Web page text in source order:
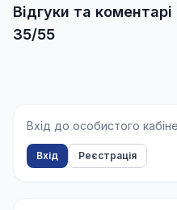
Відгуки та
35/55
Вхід до особистого
Вхід Реєстрація